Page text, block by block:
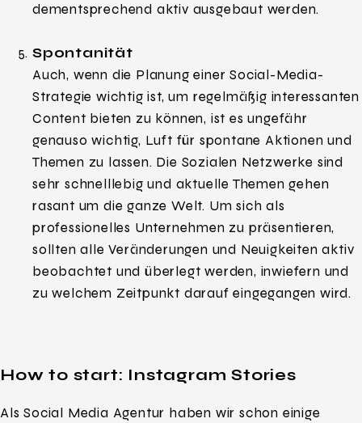
dementsprechend aktiv ausgebaut werden.
Spontanität
Auch, wenn die Planung einer Social-Media-
Strategie wichtig ist, um regelmäßig interessanten
Content bieten zu können, ist es ungefähr
genauso wichtig, Luft für spontane Aktionen und
Themen zu lassen. Die Sozialen Netzwerke sind
sehr schnelllebig und aktuelle Themen gehen
rasant um die ganze Welt. Um sich als
professionelles Unternehmen zu präsentieren,
sollten alle Veränderungen und Neuigkeiten aktiv
beobachtet und überlegt werden, inwiefern und
zu welchem Zeitpunkt darauf eingegangen wird.
How to start: Instagram Stories
Als Social Media Agentur haben wir schon einige